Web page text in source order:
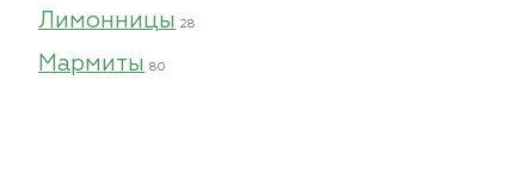
Лимонницы 28
Мармиты 80